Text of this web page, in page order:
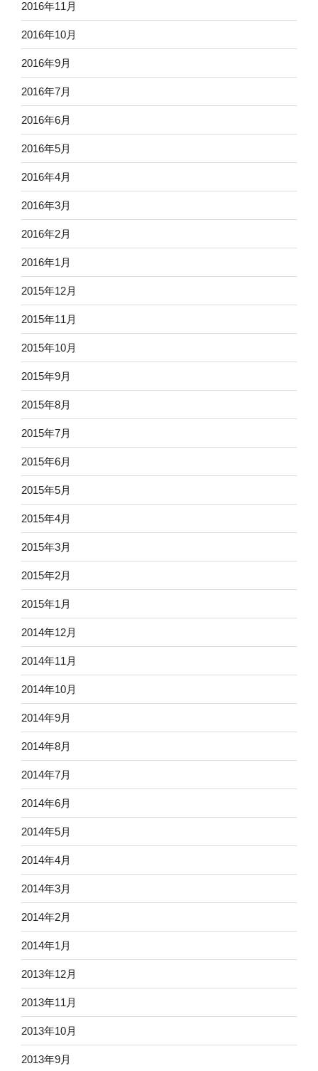
2016年11月
2016年10月
2016年9月
2016年7月
2016年6月
2016年5月
2016年4月
2016年3月
2016年2月
2016年1月
2015年12月
2015年11月
2015年10月
2015年9月
2015年8月
2015年7月
2015年6月
2015年5月
2015年4月
2015年3月
2015年2月
2015年1月
2014年12月
2014年11月
2014年10月
2014年9月
2014年8月
2014年7月
2014年6月
2014年5月
2014年4月
2014年3月
2014年2月
2014年1月
2013年12月
2013年11月
2013年10月
2013年9月